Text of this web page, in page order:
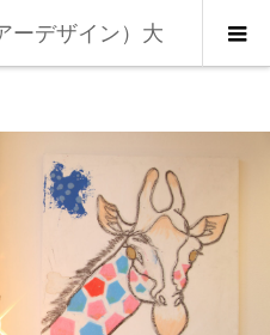
ーデザイン）大